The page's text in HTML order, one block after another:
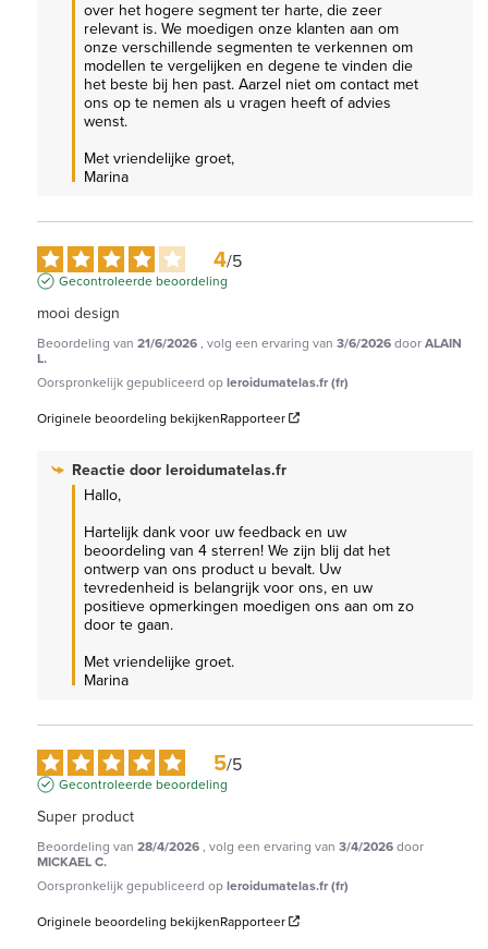
over het hogere segment ter harte, die zeer
relevant is. We moedigen onze klanten aan om
onze verschillende segmenten te verkennen om
modellen te vergelijken en degene te vinden die
het beste bij hen past. Aarzel niet om contact met
ons op te nemen als u vragen heeft of advies
wenst.
Met vriendelijke groet,
Marina
4/5
Gecontroleerde beoordeling
mooi design
Beoordeling van 21/6/2026, volg een ervaring van 3/6/2026doorALAIN
L.
Oorspronkelijk gepubliceerd opleroidumatelas.fr (fr)
Originele beoordeling bekijkenRapporteer
Reactie door leroidumatelas.fr
Hallo,
Hartelijk dank voor uw feedback en uw
beoordeling van 4 sterren! We zijn blij dat het
ontwerp van ons product u bevalt. Uw
tevredenheid is belangrijk voor ons, en uw
positieve opmerkingen moedigen ons aan om zo
door te gaan.
Met vriendelijke groet.
Marina
5/5
Gecontroleerde beoordeling
Super product
Beoordeling van 28/4/2026, volg een ervaring van 3/4/2026door
MICKAEL C.
Oorspronkelijk gepubliceerd opleroidumatelas.fr (fr)
Originele beoordeling bekijkenRapporteer